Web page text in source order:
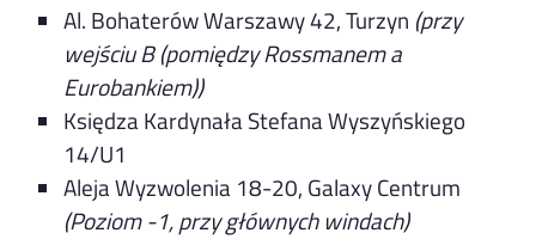
Al. Bohaterów Warszawy 42, Turzyn (przy
wejściu B (pomiędzy Rossmanem a
Eurobankiem))
Księdza Kardynała Stefana Wyszyńskiego
14/U1
Aleja Wyzwolenia 18-20, Galaxy Centrum
(Poziom -1, przy głównych windach)